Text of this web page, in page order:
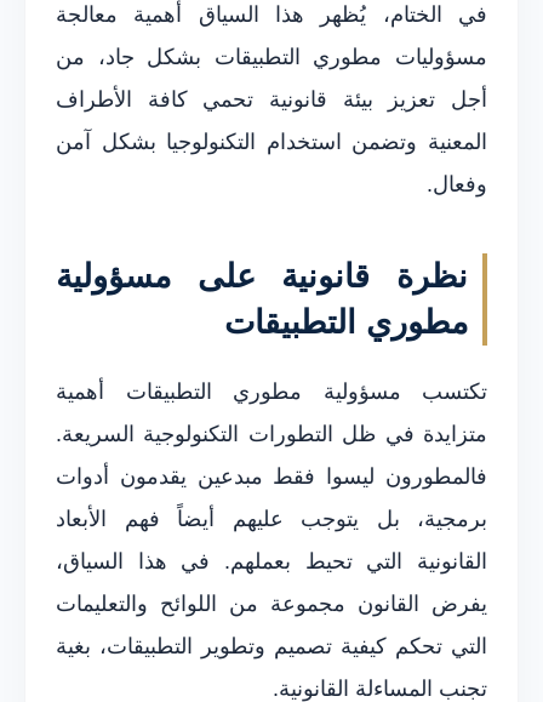
في الختام، يُظهر هذا السياق أهمية معالجة
مسؤوليات مطوري التطبيقات بشكل جاد، من
أجل تعزيز بيئة قانونية تحمي كافة الأطراف
المعنية وتضمن استخدام التكنولوجيا بشكل آمن
وفعال.
نظرة قانونية على مسؤولية
مطوري التطبيقات
تكتسب مسؤولية مطوري التطبيقات أهمية
متزايدة في ظل التطورات التكنولوجية السريعة.
فالمطورون ليسوا فقط مبدعين يقدمون أدوات
برمجية، بل يتوجب عليهم أيضاً فهم الأبعاد
القانونية التي تحيط بعملهم. في هذا السياق،
يفرض القانون مجموعة من اللوائح والتعليمات
التي تحكم كيفية تصميم وتطوير التطبيقات، بغية
تجنب المساءلة القانونية.